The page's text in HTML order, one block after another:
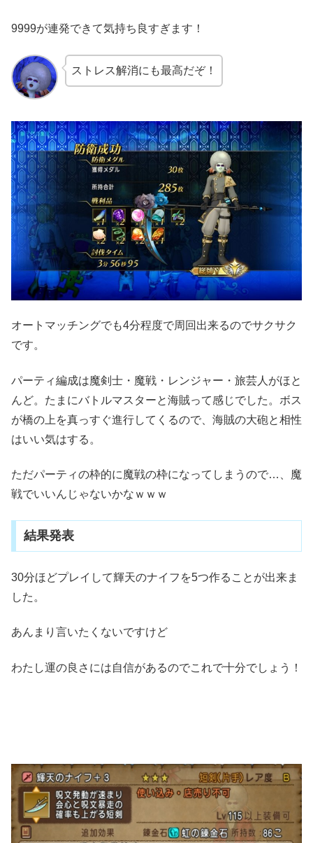
9999が連発できて気持ち良すぎます！
ストレス解消にも最高だぞ！
オートマッチングでも4分程度で周回出来るのでサクサク
です。
パーティ編成は魔剣士・魔戦・レンジャー・旅芸人がほと
んど。たまにバトルマスターと海賊って感じでした。ボス
が橋の上を真っすぐ進行してくるので、海賊の大砲と相性
はいい気はする。
ただパーティの枠的に魔戦の枠になってしまうので…、魔
戦でいいんじゃないかなｗｗｗ
結果発表
30分ほどプレイして輝天のナイフを5つ作ることが出来ま
した。
あんまり言いたくないですけど
わたし運の良さには自信があるのでこれで十分でしょう！